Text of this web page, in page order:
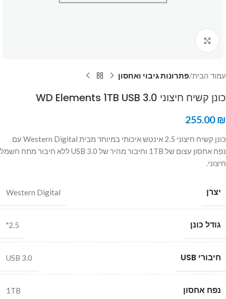
עמוד הבית פתרונות גיבוי ואחסון
כונן קשיח חיצוני WD Elements 1TB USB 3.0
255.00₪
כונן קשיח חיצוני 2.5 אינטש איכותי במיוחד מבית Western Digital עם
נפח אחסון עצום של 1TB וחיבור מהיר של USB 3.0 ללא חיבור מתח חשמל
חיצוני.
יצרן Western Digital
גודל כונן 2.5"
חיבורי USB USB 3.0
נפח אחסון 1TB